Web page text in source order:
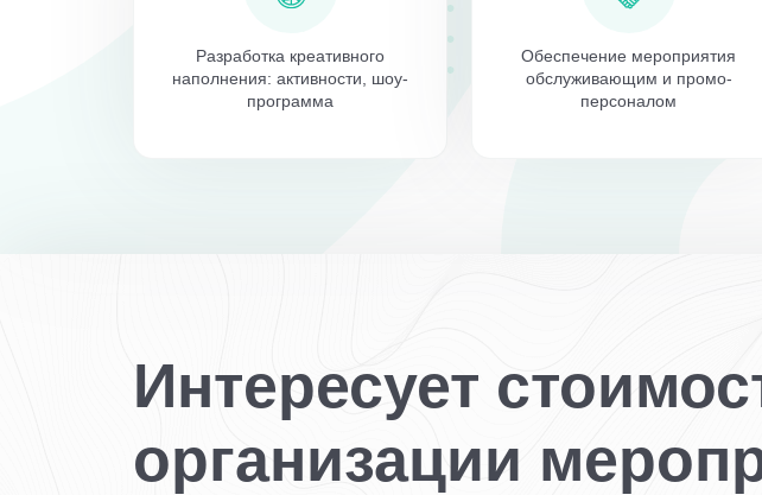
Разработка креативного
наполнения: активности, шоу-
программа
Обеспечение мероприятия
обслуживающим и промо-
персоналом
Интересует
организации